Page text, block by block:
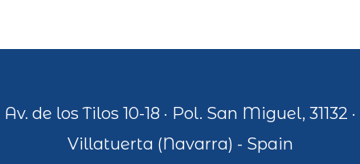
Av. de los Tilos 10-18 · Pol. San Miguel, 31132 ·
Villatuerta (Navarra) - Spain